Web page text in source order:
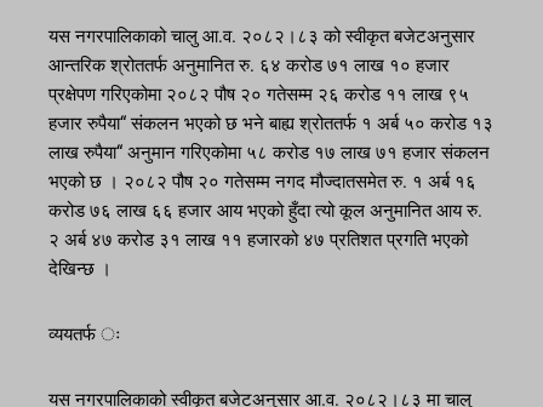
यस नगरपालिकाको चालु आ.व. २०८२।८३ को स्वीकृत बजेटअनुसार
आन्तरिक श्रोततर्फ अनुमानित रु. ६४ करोड ७१ लाख १० हजार
प्रक्षेपण गरिएकोमा २०८२ पौष २० गतेसम्म २६ करोड ११ लाख ९५
हजार रुपैया“ संकलन भएको छ भने बाह्य श्रोततर्फ १ अर्ब ५० करोड १३
लाख रुपैया“ अनुमान गरिएकोमा ५८ करोड १७ लाख ७१ हजार संकलन
भएको छ । २०८२ पौष २० गतेसम्म नगद मौज्दातसमेत रु. १ अर्ब १६
करोड ७६ लाख ६६ हजार आय भएको हुँदा त्यो कूल अनुमानित आय रु.
२ अर्ब ४७ करोड ३१ लाख ११ हजारको ४७ प्रतिशत प्रगति भएको
देखिन्छ ।
व्ययतर्फ ः
यस नगरपालिकाको स्वीकृत बजेटअनुसार आ.व. २०८२।८३ मा चालु